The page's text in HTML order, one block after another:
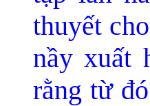
thuyết
nầy xuất
rằng từ